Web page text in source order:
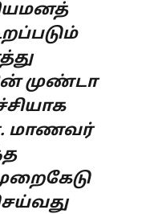
முண்டா
மாணவர்